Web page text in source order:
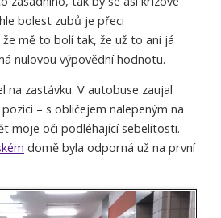
bolest zubů je přeci
že mě to bolí tak, že už to ani já
nulovou výpovědní hodnotu.
na zastávku. V autobuse zaujal
– s obličejem nalepeným na
moje oči podléhající sebelítosti.
domě byla odporná už na první